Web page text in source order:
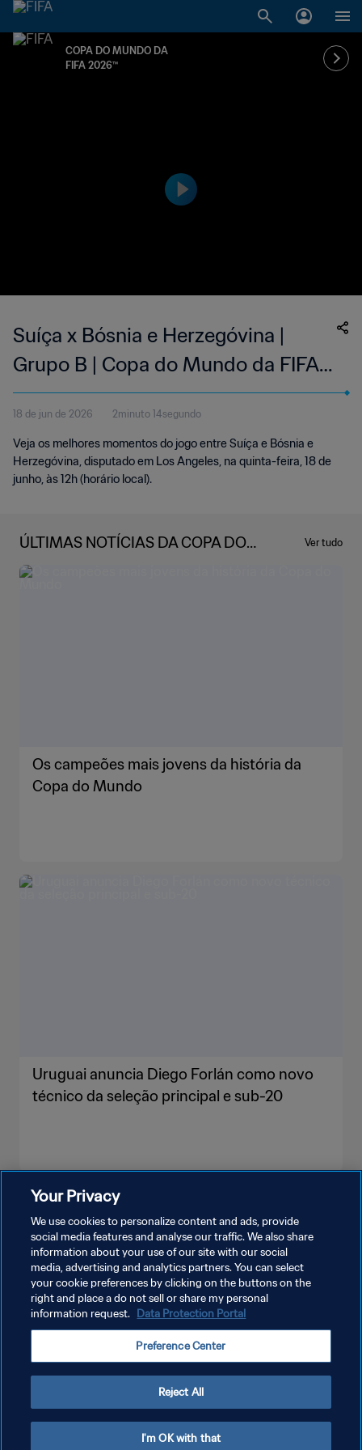
COPA DO MUNDO DA
FIFA 2026™
Suíça x Bósnia e Herzegóvina |
Grupo B | Copa do Mundo da FIFA
2026™ | Melhores momentos
18 de jun de 2026 2minuto 14segundo
Veja os melhores momentos do jogo entre Suíça e Bósnia e
Herzegóvina, disputado em Los Angeles, na quinta-feira, 18 de
junho, às 12h (horário local).
ÚLTIMAS NOTÍCIAS DA COPA DO
MUNDO DA FIFA 2026™
Ver tudo
Os campeões mais jovens da história da
Copa do Mundo
Uruguai anuncia Diego Forlán como novo
técnico da seleção principal e sub-20
POLÍTICA DE PRIVACIDADE
ADMINISTRAR AS PREFERÊNCIAS DE COOKIES
Copyright © 1994-2026 FIFA. Todos os direitos reservados.
Your Privacy
We use cookies to personalize content and ads, provide
social media features and analyse our traffic. We also share
information about your use of our site with our social
media, advertising and analytics partners. You can select
your cookie preferences by clicking on the buttons on the
right and place a do not sell or share my personal
information request. Data Protection Portal
Preference Center
Reject All
I'm OK with that